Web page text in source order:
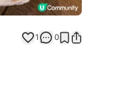
1 0